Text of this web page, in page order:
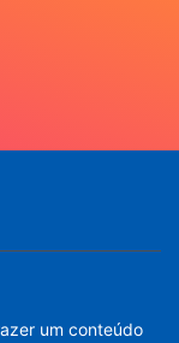
um conteúdo